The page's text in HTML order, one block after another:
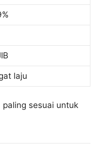
laju
paling sesuai untuk